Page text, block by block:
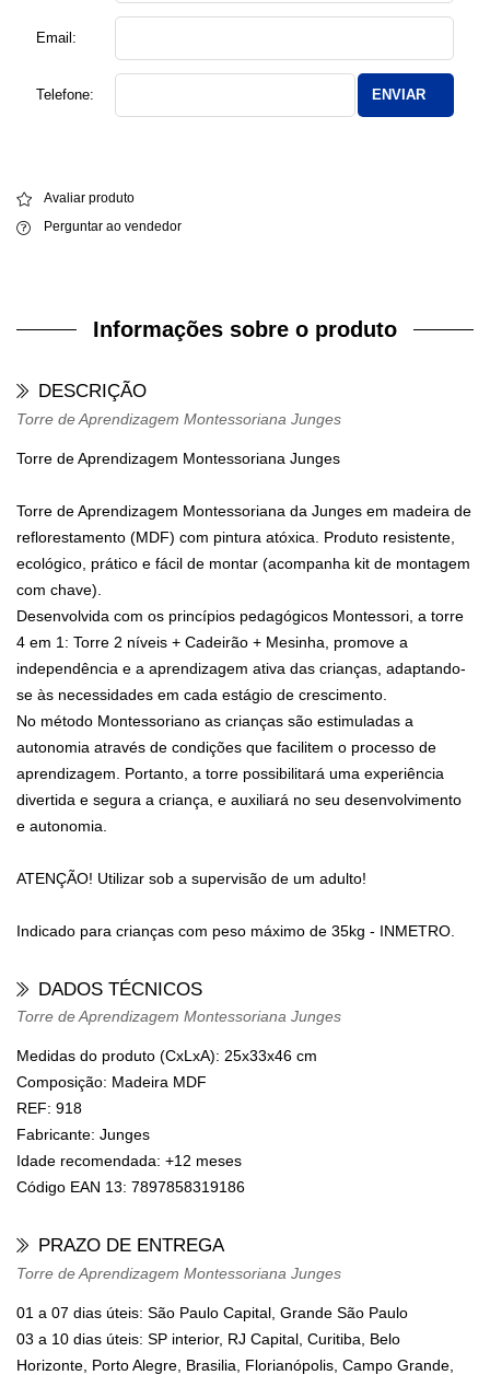
Email:
Telefone: ENVIAR
Avaliar produto
Perguntar ao vendedor
Informações sobre o produto
DESCRIÇÃO
Torre de Aprendizagem Montessoriana Junges
Torre de Aprendizagem Montessoriana Junges
Torre de Aprendizagem Montessoriana da Junges em madeira de
reflorestamento (MDF) com pintura atóxica. Produto resistente,
ecológico, prático e fácil de montar (acompanha kit de montagem
com chave).
Desenvolvida com os princípios pedagógicos Montessori, a torre
4 em 1: Torre 2 níveis + Cadeirão + Mesinha, promove a
independência e a aprendizagem ativa das crianças, adaptando-
se às necessidades em cada estágio de crescimento.
No método Montessoriano as crianças são estimuladas a
autonomia através de condições que facilitem o processo de
aprendizagem. Portanto, a torre possibilitará uma experiência
divertida e segura a criança, e auxiliará no seu desenvolvimento
e autonomia.
ATENÇÃO! Utilizar sob a supervisão de um adulto!
Indicado para crianças com peso máximo de 35kg - INMETRO.
DADOS TÉCNICOS
Torre de Aprendizagem Montessoriana Junges
Medidas do produto (CxLxA): 25x33x46 cm
Composição: Madeira MDF
REF: 918
Fabricante: Junges
Idade recomendada: +12 meses
Código EAN 13: 7897858319186
PRAZO DE ENTREGA
Torre de Aprendizagem Montessoriana Junges
01 a 07 dias úteis: São Paulo Capital, Grande São Paulo
03 a 10 dias úteis: SP interior, RJ Capital, Curitiba, Belo
Horizonte, Porto Alegre, Brasilia, Florianópolis, Campo Grande,